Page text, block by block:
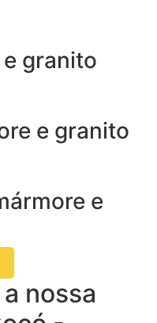
granito
e granito
e
nossa